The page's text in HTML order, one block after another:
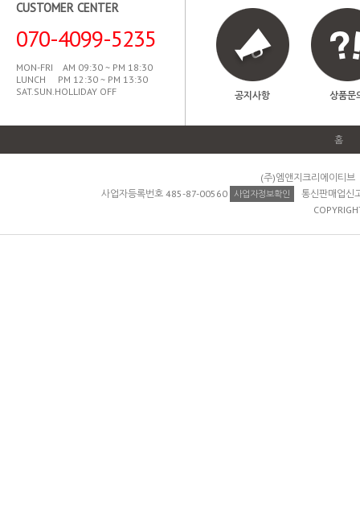
CUSTOMER CENTER
070-4099-5235
MON-FRI AM 09:30 ~ PM 18:30
LUNCH PM 12:30 ~ PM 13:30
SAT.SUN.HOLLIDAY OFF
공지사항 상품문
홈
(주)엠앤지크리에이티
사업자등록번호 485-87-00560 사업자정보확인
통신판매업